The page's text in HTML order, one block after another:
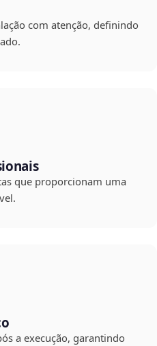
com atenção, definindo
que proporcionam uma
a execução, garantindo